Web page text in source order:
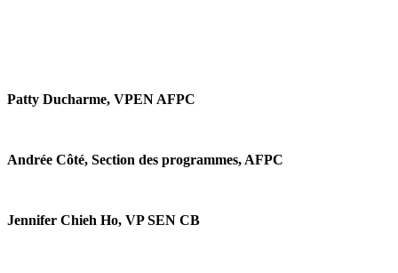
Patty Ducharme, VPEN AFPC
Andrée Côté, Section des programmes, AFPC
Jennifer Chieh Ho, VP SEN CB